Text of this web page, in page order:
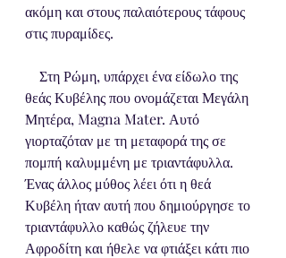
ακόμη και στους παλαιότερους τάφους
στις πυραμίδες.
θεάς Κυβέλης που ονομάζεται Μεγάλη
Μητέρα, Magna Mater. Αυτό
γιορταζόταν με τη μεταφορά της σε
πομπή καλυμμένη με τριαντάφυλλα.
Ένας άλλος μύθος λέει ότι η θεά
Κυβέλη ήταν αυτή που δημιούργησε το
τριαντάφυλλο καθώς ζήλευε την
Αφροδίτη και ήθελε να φτιάξει κάτι πιο